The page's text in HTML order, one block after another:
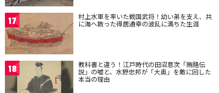
17 村上水軍を率いた戦国武将！幼い弟を支え、共
に海へ散った得居通幸の波乱に満ちた生涯
18 教科書と違う！江戸時代の田沼意次「賄賂伝
説」の嘘と、水野忠邦が「大奥」を敵に回した
本当の理由